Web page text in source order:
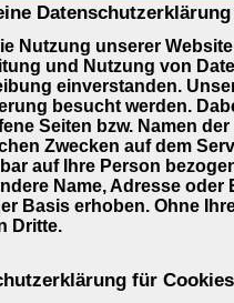
Datenschutzerklärung
Nutzung unserer
und Nutzung von
einverstanden.
besucht werden.
Seiten bzw. Namen
Zwecken auf dem
auf Ihre Person
Name, Adresse oder
Basis erhoben. Ohne
Dritte.
für Cookies